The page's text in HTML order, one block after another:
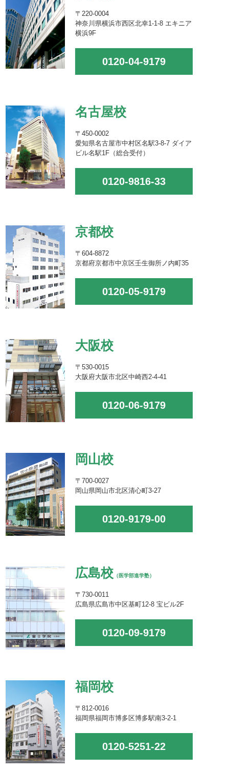
〒220-0004
神奈川県横浜市西区北幸1-1-8 エキニア
横浜9F
0120-04-9179
名古屋校
〒450-0002
愛知県名古屋市中村区名駅3-8-7 ダイア
ビル名駅1F（総合受付）
0120-9816-33
京都校
〒604-8872
京都府京都市中京区壬生御所ノ内町35
0120-05-9179
大阪校
〒530-0015
大阪府大阪市北区中崎西2-4-41
0120-06-9179
岡山校
〒700-0027
岡山県岡山市北区清心町3-27
0120-9179-00
広島校 （医学部進学塾）
〒730-0011
広島県広島市中区基町12-8 宝ビル2F
0120-09-9179
福岡校
〒812-0016
福岡県福岡市博多区博多駅南3-2-1
0120-5251-22